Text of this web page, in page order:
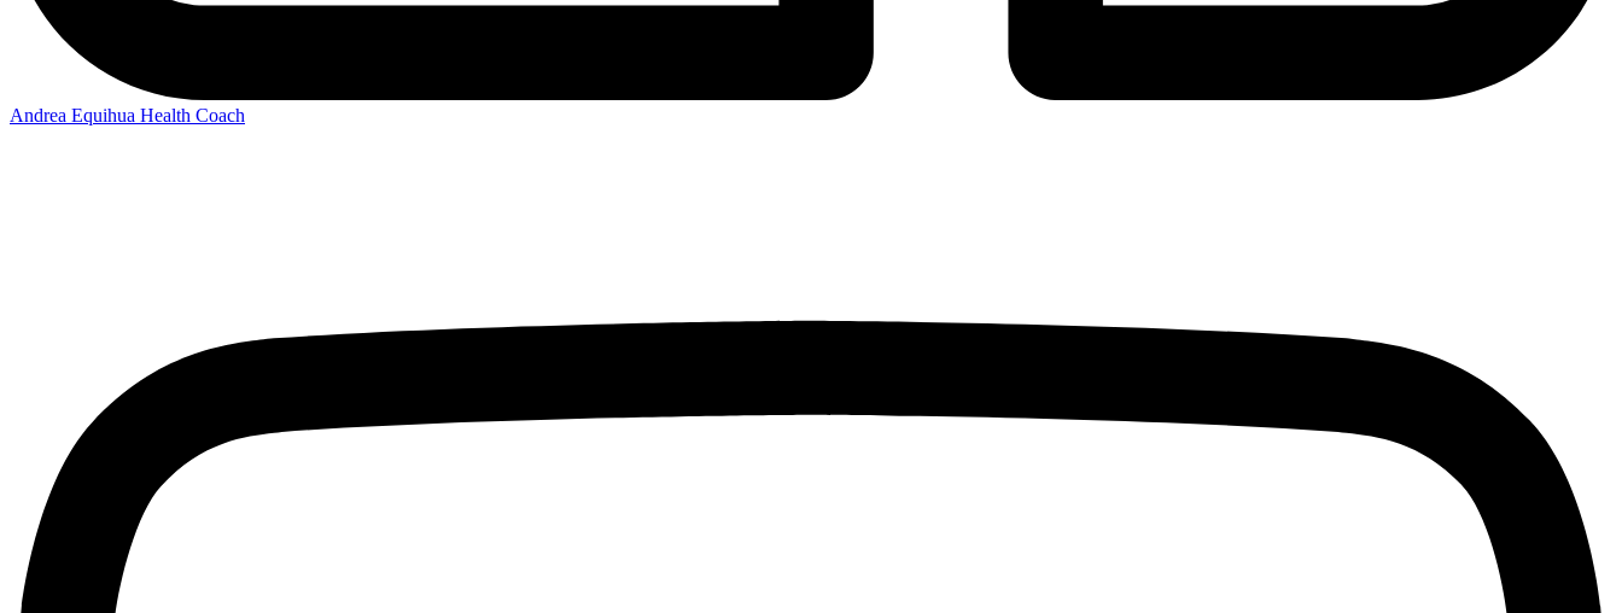
Andrea Equihua Health Coach